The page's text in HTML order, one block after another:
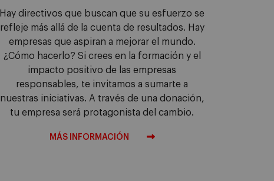
Hay directivos que buscan que su esfuerzo se
refleje más allá de la cuenta de resultados. Hay
empresas que aspiran a mejorar el mundo.
¿Cómo hacerlo? Si crees en la formación y el
impacto positivo de las empresas
responsables, te invitamos a sumarte a
nuestras iniciativas. A través de una donación,
tu empresa será protagonista del cambio.
MÁS INFORMACIÓN